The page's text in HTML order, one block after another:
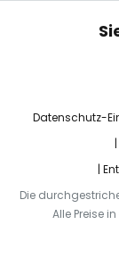
Datenschutz-
Die
Alle Preise